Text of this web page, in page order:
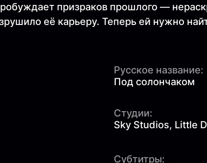
призраков прошлого —
её карьеру. Теперь ей нужно
Русское название:
Под солончаком
Студии:
Sky Studios, Little
Субтитры: